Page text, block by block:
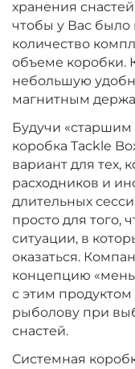
хранения
чтобы у Вас
количество
объеме коробки.
небольшую
магнитным
Будучи «старшим
коробка Tackle
вариант для тех,
расходников и
длительных
просто для того,
ситуации, в
оказаться.
концепцию
с этим
рыболову при
снастей.
Системная